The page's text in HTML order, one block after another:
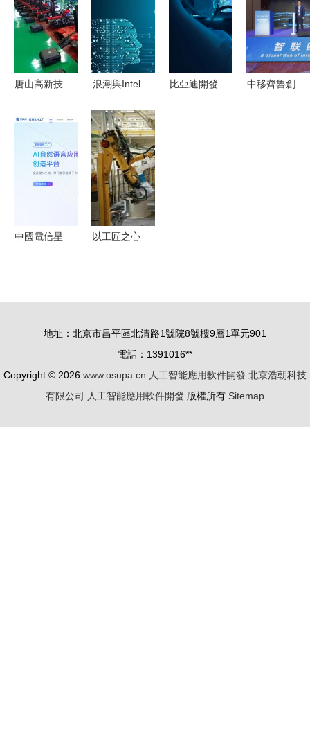
書全文解讀
與展望
指南
用發展趨勢
及展望（中
篇 應用軟
件開發）
唐山高新技
區管理委員
會推動人工
智能應用軟
件開發發展
浪潮與Intel
創新進程
共筑開放智
能生態之路
比亞迪開發
中移齊魯創
中國電信星
開啟人工智
開發新篇章
以工匠之心
融合發展之
路
地址：北京市昌平區北清路1號院8號樓9層1單元901
電話：1391016**
Copyright © 2026 www.osupa.cn 人工智能應用軟件開發 北京浩朝科技
有限公司
人工智能應用軟件開發 版權所有 Sitemap